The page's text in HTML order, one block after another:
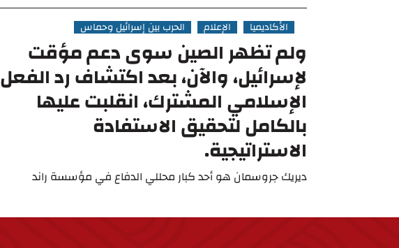
الأكاديميا الإعلام الحرب بين إسرائيل وحماس
ولم تظهر الصين سوى دعم مؤقت
لإسرائيل، والآن، بعد اكتشاف رد الفعل
الإسلامي المشترك، انقلبت عليها
بالكامل لتحقيق الاستفادة
الاستراتيجية.
ديريك جروسمان هو أحد كبار محللي الدفاع في مؤسسة راند